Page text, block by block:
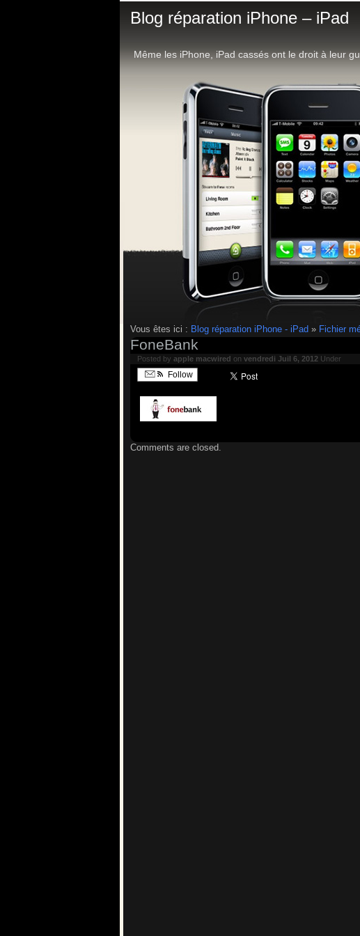
Blog réparation iPhone – iPad
Même les iPhone, iPad cassés ont le droit à leur
Vous êtes ici : Blog réparation iPhone - iPad » Fichier
FoneBank
Posted by apple macwired on vendredi Juil 6, 2012 Under
Follow
Comments are closed.